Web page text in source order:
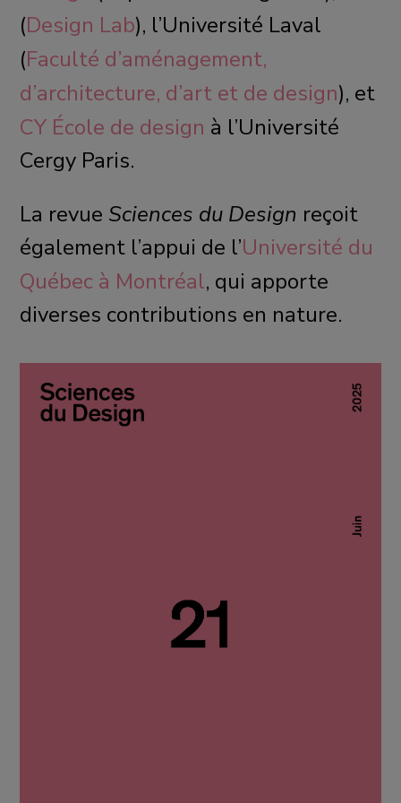
(Design Lab), l’Université Laval
(Faculté d’aménagement,
d’architecture, d’art et de design), et
CY École de design à l’Université
Cergy Paris.
La revue Sciences du Design reçoit
également l’appui de l’Université du
Québec à Montréal, qui apporte
diverses contributions en nature.